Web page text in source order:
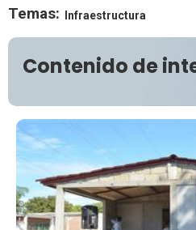
Temas: Infraestructura
Contenido de